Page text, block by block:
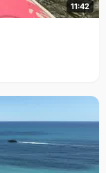
11:42